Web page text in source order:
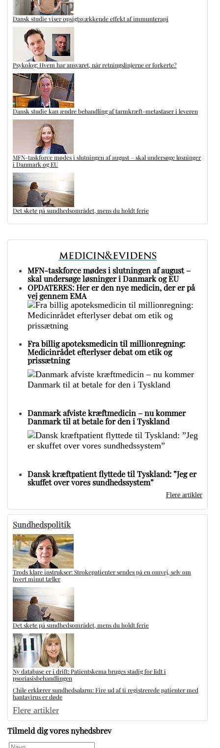
Dansk studie viser opsigtsvækkende effekt af immunterapi
Psykolog: Hvem har ansvaret, når retningslinjerne er forkerte?
Dansk studie kan ændre behandling af tarmkræft-metastaser i leveren
MFN-taskforce mødes i slutningen af august – skal undersøge løsninger
i Danmark og EU
Det skete på sundhedsområdet, mens du holdt ferie
MFN-taskforce mødes i slutningen af august –
skal undersøge løsninger i Danmark og EU
OPDATERES: Her er den nye medicin, der er på
vej gennem EMA
Fra billig apoteksmedicin til millionregning:
Medicinrådet efterlyser debat om etik og
prissætning
Danmark afviste kræftmedicin – nu kommer
Danmark til at betale for den i Tyskland
Dansk kræftpatient flyttede til Tyskland: ”Jeg er
skuffet over vores sundhedssystem”
Flere artikler
Sundhedspolitik
Trods klare instrukser: Strokepatienter sendes på en omvej, selv om
hvert minut tæller
Det skete på sundhedsområdet, mens du holdt ferie
Ny database er i drift: Patientskema bruges stadig for lidt i
psoriasisbehandlingen
Chile erklærer sundhedsalarm: Fire ud af ti registrerede patienter med
hantavirus er døde
Flere artikler
Tilmeld dig vores nyhedsbrev